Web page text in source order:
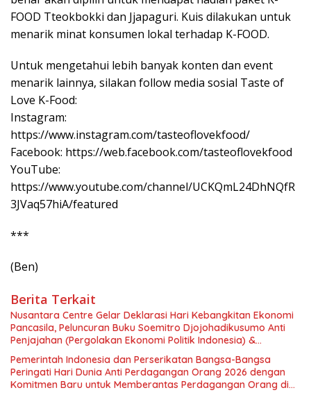
FOOD Tteokbokki dan Jjapaguri. Kuis dilakukan untuk
menarik minat konsumen lokal terhadap K-FOOD.
Untuk mengetahui lebih banyak konten dan event
menarik lainnya, silakan follow media sosial Taste of
Love K-Food:
Instagram:
https://www.instagram.com/tasteoflovekfood/
Facebook: https://web.facebook.com/tasteoflovekfood
YouTube:
https://www.youtube.com/channel/UCKQmL24DhNQfR
3JVaq57hiA/featured
***
(Ben)
Berita Terkait
Nusantara Centre Gelar Deklarasi Hari Kebangkitan Ekonomi
Pancasila, Peluncuran Buku Soemitro Djojohadikusumo Anti
Penjajahan (Pergolakan Ekonomi Politik Indonesia) &
Simposium Nasional “Urgensi Undang-Undang Perekonomian
Nasional dan Kesejahteraan Sosial dalam Menata Bangsa
Menuju Indonesia Emas 2045”,
Pemerintah Indonesia dan Perserikatan Bangsa-Bangsa
Peringati Hari Dunia Anti Perdagangan Orang 2026 dengan
Komitmen Baru untuk Memberantas Perdagangan Orang di